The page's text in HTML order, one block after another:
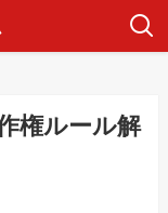
権ルール解